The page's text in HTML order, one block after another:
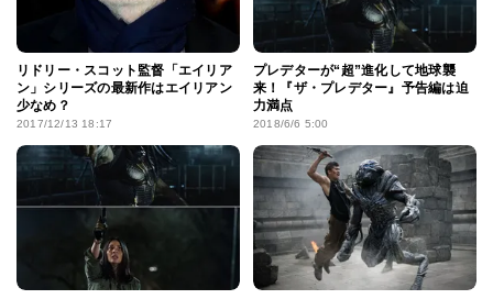
リドリー・スコット監督「エイリア
ン」シリーズの最新作はエイリアン
少なめ？
2017/12/13 18:17
プレデターが“超”進化して地球襲
来！『ザ・プレデター』予告編は迫
力満点
2018/6/6 5:00